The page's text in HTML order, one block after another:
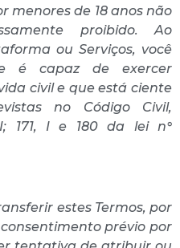
menores de 18 anos não
proibido. Ao
ou Serviços, você
é capaz de exercer
civil e que está ciente
no Código Civil,
171, I e 180 da lei n°
estes Termos, por
prévio por